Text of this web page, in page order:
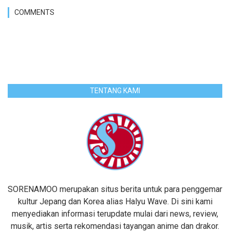
COMMENTS
TENTANG KAMI
SORENAMOO merupakan situs berita untuk para penggemar
kultur Jepang dan Korea alias Halyu Wave. Di sini kami
menyediakan informasi terupdate mulai dari news, review,
musik, artis serta rekomendasi tayangan anime dan drakor.